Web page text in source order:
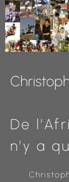
De
n’y a